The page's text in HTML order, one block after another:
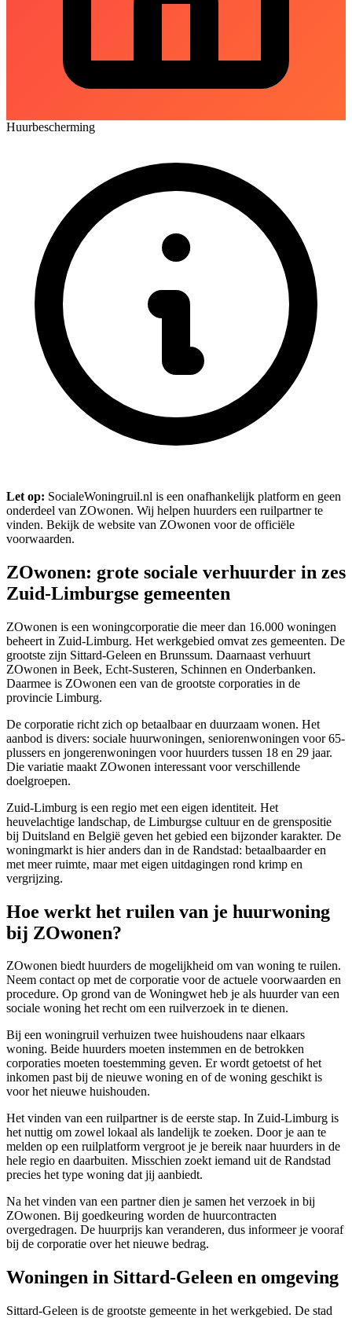
Huurbescherming
Let op: SocialeWoningruil.nl is een onafhankelijk platform en geen
onderdeel van ZOwonen. Wij helpen huurders een ruilpartner te
vinden. Bekijk de website van ZOwonen voor de officiële
voorwaarden.
ZOwonen: grote sociale verhuurder in zes
Zuid-Limburgse gemeenten
ZOwonen is een woningcorporatie die meer dan 16.000 woningen
beheert in Zuid-Limburg. Het werkgebied omvat zes gemeenten. De
grootste zijn Sittard-Geleen en Brunssum. Daarnaast verhuurt
ZOwonen in Beek, Echt-Susteren, Schinnen en Onderbanken.
Daarmee is ZOwonen een van de grootste corporaties in de
provincie Limburg.
De corporatie richt zich op betaalbaar en duurzaam wonen. Het
aanbod is divers: sociale huurwoningen, seniorenwoningen voor 65-
plussers en jongerenwoningen voor huurders tussen 18 en 29 jaar.
Die variatie maakt ZOwonen interessant voor verschillende
doelgroepen.
Zuid-Limburg is een regio met een eigen identiteit. Het
heuvelachtige landschap, de Limburgse cultuur en de grenspositie
bij Duitsland en België geven het gebied een bijzonder karakter. De
woningmarkt is hier anders dan in de Randstad: betaalbaarder en
met meer ruimte, maar met eigen uitdagingen rond krimp en
vergrijzing.
Hoe werkt het ruilen van je huurwoning
bij ZOwonen?
ZOwonen biedt huurders de mogelijkheid om van woning te ruilen.
Neem contact op met de corporatie voor de actuele voorwaarden en
procedure. Op grond van de Woningwet heb je als huurder van een
sociale woning het recht om een ruilverzoek in te dienen.
Bij een woningruil verhuizen twee huishoudens naar elkaars
woning. Beide huurders moeten instemmen en de betrokken
corporaties moeten toestemming geven. Er wordt getoetst of het
inkomen past bij de nieuwe woning en of de woning geschikt is
voor het nieuwe huishouden.
Het vinden van een ruilpartner is de eerste stap. In Zuid-Limburg is
het nuttig om zowel lokaal als landelijk te zoeken. Door je aan te
melden op een ruilplatform vergroot je je bereik naar huurders in de
hele regio en daarbuiten. Misschien zoekt iemand uit de Randstad
precies het type woning dat jij aanbiedt.
Na het vinden van een partner dien je samen het verzoek in bij
ZOwonen. Bij goedkeuring worden de huurcontracten
overgedragen. De huurprijs kan veranderen, dus informeer je vooraf
bij de corporatie over het nieuwe bedrag.
Woningen in Sittard-Geleen en omgeving
Sittard-Geleen is de grootste gemeente in het werkgebied. De stad